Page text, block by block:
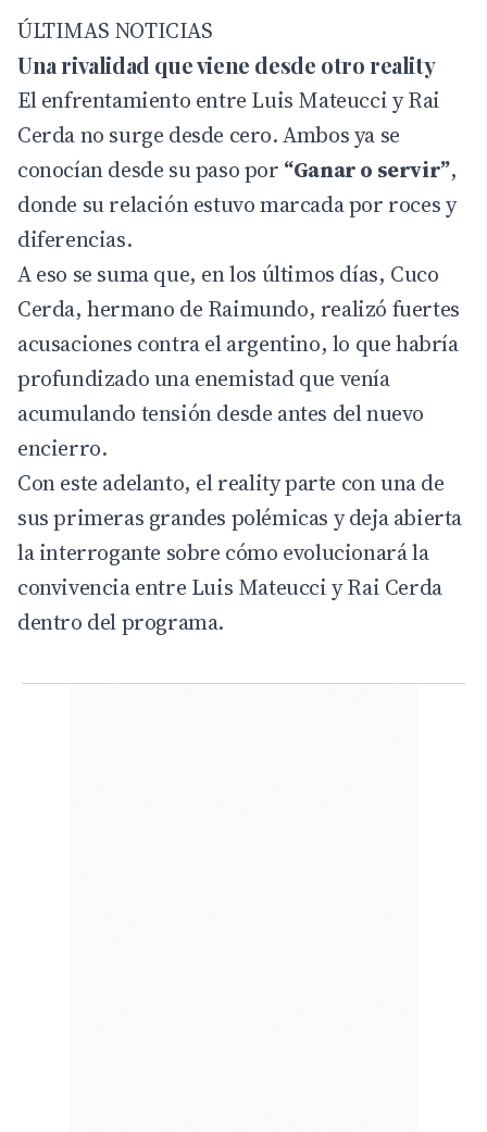
ÚLTIMAS NOTICIAS
Una rivalidad que viene desde otro reality
El enfrentamiento entre Luis Mateucci y Rai
Cerda no surge desde cero. Ambos ya se
conocían desde su paso por “Ganar o servir”,
donde su relación estuvo marcada por roces y
diferencias.
A eso se suma que, en los últimos días, Cuco
Cerda, hermano de Raimundo, realizó fuertes
acusaciones contra el argentino, lo que habría
profundizado una enemistad que venía
acumulando tensión desde antes del nuevo
encierro.
Con este adelanto, el reality parte con una de
sus primeras grandes polémicas y deja abierta
la interrogante sobre cómo evolucionará la
convivencia entre Luis Mateucci y Rai Cerda
dentro del programa.